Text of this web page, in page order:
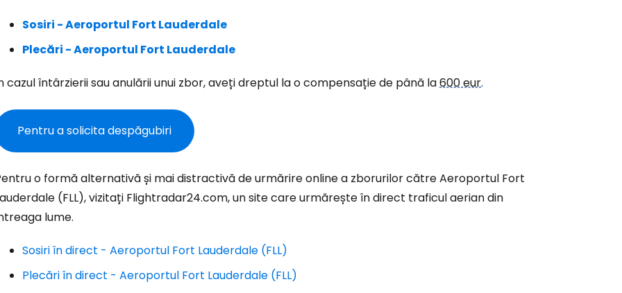
Sosiri - Aeroportul Fort Lauderdale
Plecări - Aeroportul Fort Lauderdale
cazul întârzierii sau anulării unui zbor, aveți dreptul la o compensație de până la600 eur.
Pentru a solicita despăgubiri
o formă alternativă și mai distractivă de urmărire online a zborurilor către Aeroportul Fort
(FLL), vizitați Flightradar24.com, un site care urmărește în direct traficul aerian din
lume.
Sosiri în direct - Aeroportul Fort Lauderdale (FLL)
Plecări în direct - Aeroportul Fort Lauderdale (FLL)